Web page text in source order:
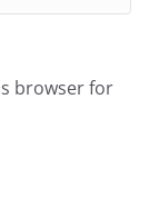
browser for